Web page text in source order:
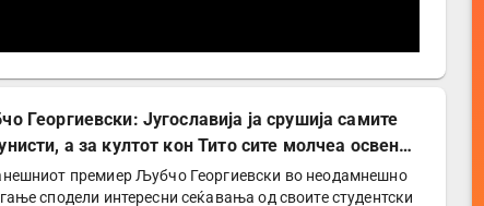
Георгиевски: Југославија ја срушија самите
а за култот кон Тито сите молчеа освен
премиер Љубчо Георгиевски во неодамнешно
сподели интересни сеќавања од своите студентски